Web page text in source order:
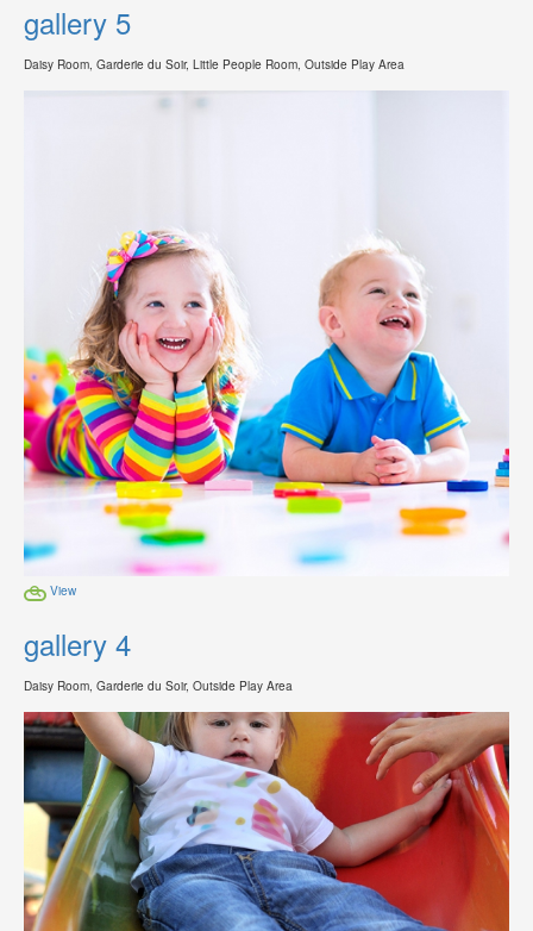
gallery 5
Daisy Room, Garderie du Soir, Little People Room, Outside Play Area
View
gallery 4
Daisy Room, Garderie du Soir, Outside Play Area